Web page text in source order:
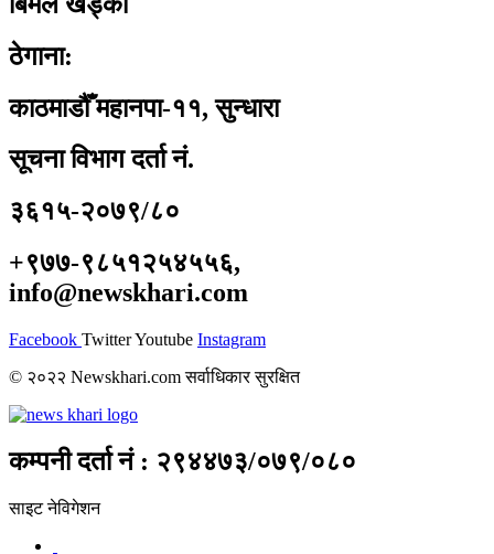
ठेगाना:
काठमाडौँ महानपा-११, सुन्धारा
सूचना विभाग दर्ता नं.
३६१५-२०७९/८०
+९७७-९८५१२५४५५६,
info@newskhari.com
Facebook TwitterYoutube Instagram
© २०२२ Newskhari.com सर्वाधिकार सुरक्षित
कम्पनी दर्ता नं : २९४४७३/०७९/०८०
साइट नेविगेशन